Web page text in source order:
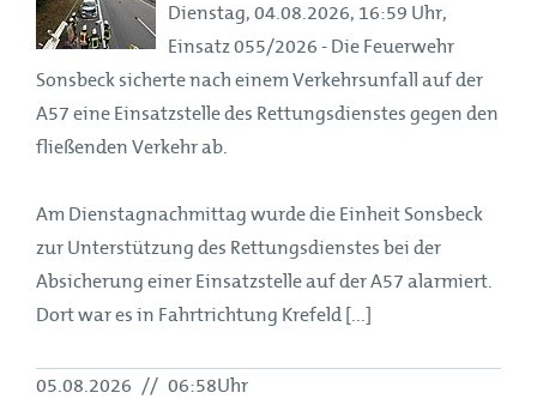
Dienstag, 04.08.2026, 16:59 Uhr,
Einsatz 055/2026 - Die Feuerwehr
Sonsbeck sicherte nach einem Verkehrsunfall auf der
A57 eine Einsatzstelle des Rettungsdienstes gegen den
fließenden Verkehr ab.
Am Dienstagnachmittag wurde die Einheit Sonsbeck
zur Unterstützung des Rettungsdienstes bei der
Absicherung einer Einsatzstelle auf der A57 alarmiert.
Dort war es in Fahrtrichtung Krefeld [...]
05.08.2026 // 06:58Uhr